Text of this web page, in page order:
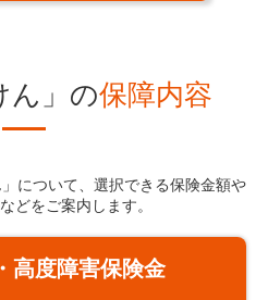
ん」の保障内容
について、選択できる保険金額や
どをご案内します。
高度障害保険金